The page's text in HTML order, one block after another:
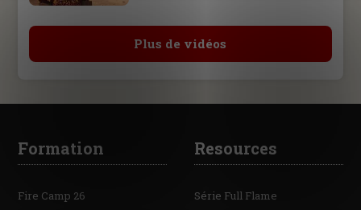
Plus de vidéos
Formation
Fire Camp 26
Resources
Série Full Flame